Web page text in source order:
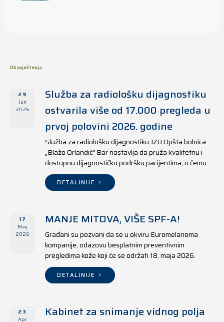
Obavještenja
29
Jun
2026
Služba za radiološku dijagnostiku
ostvarila više od 17.000 pregleda u
prvoj polovini 2026. godine
Služba za radiološku dijagnostiku JZU Opšta bolnica
„Blažo Orlandić“ Bar nastavlja da pruža kvalitetnu i
dostupnu dijagnostičku podršku pacijentima, o čemu
svjedoče i rezultati ostvareni u periodu od 1. januara
do 17. juna 2026. godine.
DETALJNIJE
17
May
2026
MANJE MITOVA, VIŠE SPF-A!
Građani su pozvani da se u okviru Euromelanoma
kompanije, odazovu besplatnim preventivnim
pregledima kože koji će se održati 18. maja 2026.
godine u jedanaest opština širom Crne Gore, kako u
državnim tako i u privatnim zdravstvenim ustanovama.
DETALJNIJE
23
Apr
Kabinet za snimanje vidnog polja